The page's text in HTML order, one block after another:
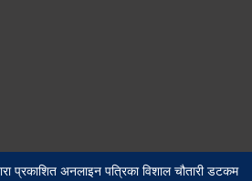
प्रकाशित अनलाइन पत्रिका विशाल चौतारी डटकम